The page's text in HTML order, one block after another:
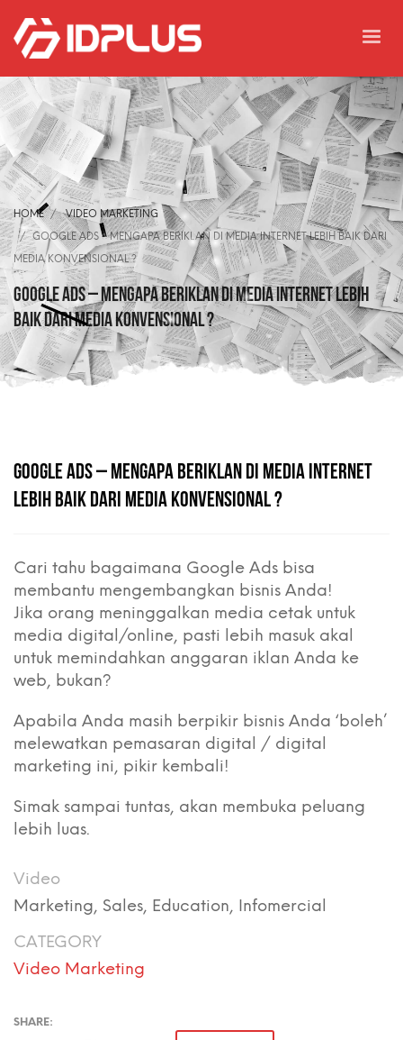
HOME
VIDEO MARKETING
GOOGLE ADS – MENGAPA BERIKLAN DI MEDIA INTERNET LEBIH BAIK DARI
MEDIA KONVENSIONAL ?
GOOGLE ADS – MENGAPA BERIKLAN DI MEDIA INTERNET LEBIH
BAIK DARI MEDIA KONVENSIONAL ?
GOOGLE ADS – MENGAPA BERIKLAN DI MEDIA INTERNET
LEBIH BAIK DARI MEDIA KONVENSIONAL ?
Cari tahu bagaimana Google Ads bisa
membantu mengembangkan bisnis Anda!
Jika orang meninggalkan media cetak untuk
media digital/online, pasti lebih masuk akal
untuk memindahkan anggaran iklan Anda ke
web, bukan?
Apabila Anda masih berpikir bisnis Anda ‘boleh’
melewatkan pemasaran digital / digital
marketing ini, pikir kembali!
Simak sampai tuntas, akan membuka peluang
lebih luas.
Video
Marketing, Sales, Education, Infomercial
CATEGORY
Video Marketing